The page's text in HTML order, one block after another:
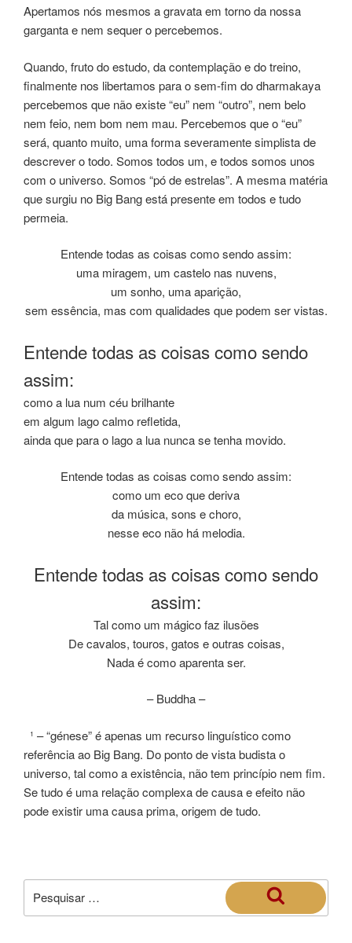
Apertamos nós mesmos a gravata em torno da nossa
garganta e nem sequer o percebemos.
Quando, fruto do estudo, da contemplação e do treino,
finalmente nos libertamos para o sem-fim do dharmakaya
percebemos que não existe “eu” nem “outro”, nem belo
nem feio, nem bom nem mau. Percebemos que o “eu”
será, quanto muito, uma forma severamente simplista de
descrever o todo. Somos todos um, e todos somos unos
com o universo. Somos “pó de estrelas”. A mesma matéria
que surgiu no Big Bang está presente em todos e tudo
permeia.
Entende todas as coisas como sendo assim:
uma miragem, um castelo nas nuvens,
um sonho, uma aparição,
sem essência, mas com qualidades que podem ser vistas.
Entende todas as coisas como sendo
assim:
como a lua num céu brilhante
em algum lago calmo refletida,
ainda que para o lago a lua nunca se tenha movido.
Entende todas as coisas como sendo assim:
como um eco que deriva
da música, sons e choro,
nesse eco não há melodia.
Entende todas as coisas como sendo
assim:
Tal como um mágico faz ilusões
De cavalos, touros, gatos e outras coisas,
Nada é como aparenta ser.
– Buddha –
¹ – “génese” é apenas um recurso linguístico como
referência ao Big Bang. Do ponto de vista budista o
universo, tal como a existência, não tem princípio nem fim.
Se tudo é uma relação complexa de causa e efeito não
pode existir uma causa prima, origem de tudo.